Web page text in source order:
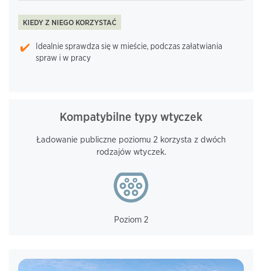
KIEDY Z NIEGO KORZYSTAĆ
Idealnie sprawdza się w mieście, podczas załatwiania
spraw i w pracy
Kompatybilne typy wtyczek
Ładowanie publiczne poziomu 2 korzysta z dwóch
rodzajów wtyczek.
Poziom 2